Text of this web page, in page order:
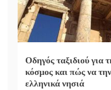
Οδηγός ταξιδιού για
κόσμος και πώς να
ελληνικά νησιά